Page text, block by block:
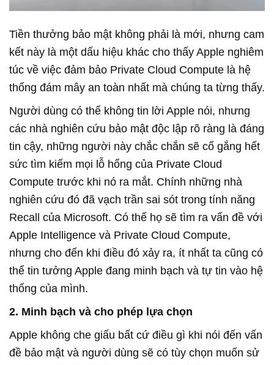
Tiền thưởng bảo mật không phải là mới, nhưng cam
kết này là một dấu hiệu khác cho thấy Apple nghiêm
túc về việc đảm bảo Private Cloud Compute là hệ
thống đám mây an toàn nhất mà chúng ta từng thấy.
Người dùng có thể không tin lời Apple nói, nhưng
các nhà nghiên cứu bảo mật độc lập rõ ràng là đáng
tin cậy, những người này chắc chắn sẽ cố gắng hết
sức tìm kiếm mọi lỗ hổng của Private Cloud
Compute trước khi nó ra mắt. Chính những nhà
nghiên cứu đó đã vạch trần sai sót trong tính năng
Recall của Microsoft. Có thể họ sẽ tìm ra vấn đề với
Apple Intelligence và Private Cloud Compute,
nhưng cho đến khi điều đó xảy ra, ít nhất ta cũng có
thể tin tưởng Apple đang minh bạch và tự tin vào hệ
thống của mình.
2. Minh bạch và cho phép lựa chọn
Apple không che giấu bất cứ điều gì khi nói đến vấn
đề bảo mật và người dùng sẽ có tùy chọn muốn sử